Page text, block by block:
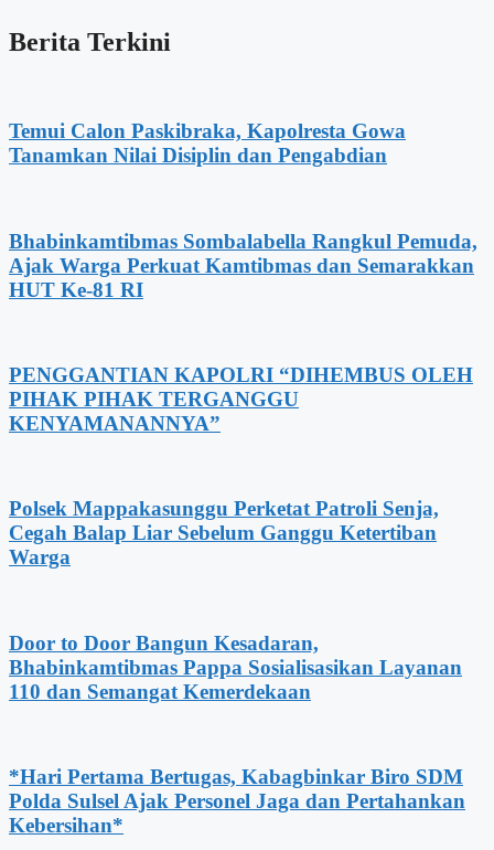
Berita Terkini
Temui Calon Paskibraka, Kapolresta Gowa
Tanamkan Nilai Disiplin dan Pengabdian
Bhabinkamtibmas Sombalabella Rangkul Pemuda,
Ajak Warga Perkuat Kamtibmas dan Semarakkan
HUT Ke-81 RI
PENGGANTIAN KAPOLRI “DIHEMBUS OLEH
PIHAK PIHAK TERGANGGU
KENYAMANANNYA”
Polsek Mappakasunggu Perketat Patroli Senja,
Cegah Balap Liar Sebelum Ganggu Ketertiban
Warga
Door to Door Bangun Kesadaran,
Bhabinkamtibmas Pappa Sosialisasikan Layanan
110 dan Semangat Kemerdekaan
*Hari Pertama Bertugas, Kabagbinkar Biro SDM
Polda Sulsel Ajak Personel Jaga dan Pertahankan
Kebersihan*